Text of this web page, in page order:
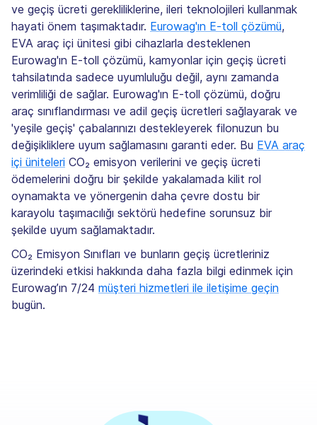
ve geçiş ücreti gerekliliklerine, ileri teknolojileri kullanmak
hayati önem taşımaktadır. Eurowag'ın E-toll çözümü,
EVA araç içi ünitesi gibi cihazlarla desteklenen
Eurowag'ın E-toll çözümü, kamyonlar için geçiş ücreti
tahsilatında sadece uyumluluğu değil, aynı zamanda
verimliliği de sağlar. Eurowag'ın E-toll çözümü, doğru
araç sınıflandırması ve adil geçiş ücretleri sağlayarak ve
'yeşile geçiş' çabalarınızı destekleyerek filonuzun bu
değişikliklere uyum sağlamasını garanti eder. Bu EVA araç
içi üniteleri CO₂ emisyon verilerini ve geçiş ücreti
ödemelerini doğru bir şekilde yakalamada kilit rol
oynamakta ve yönergenin daha çevre dostu bir
karayolu taşımacılığı sektörü hedefine sorunsuz bir
şekilde uyum sağlamaktadır.
CO₂ Emisyon Sınıfları ve bunların geçiş ücretleriniz
üzerindeki etkisi hakkında daha fazla bilgi edinmek için
Eurowag’ın 7/24 müşteri hizmetleri ile iletişime geçin
bugün.